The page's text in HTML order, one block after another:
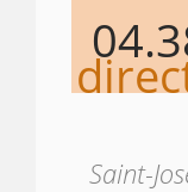
Saint-